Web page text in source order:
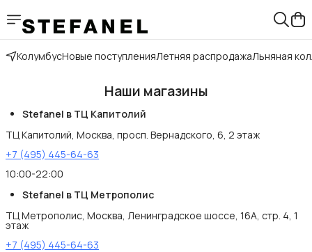
КолумбусНовые поступленияЛетняя распродажаЛьняная
Наши магазины
Stefanel в ТЦ Капитолий
ТЦ Капитолий, Москва, просп. Вернадского, 6, 2 этаж
+7 (495) 445-64-63
10:00-22:00
Stefanel в ТЦ Метрополис
ТЦ Метрополис, Москва, Ленинградское шоссе, 16А, стр. 4, 1
этаж
+7 (495) 445-64-63